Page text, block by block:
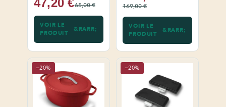
47,20 €65,00 €
VOIR LE
PRODUIT
169,00 €
VOIR LE
PRODUIT
−20% −20%